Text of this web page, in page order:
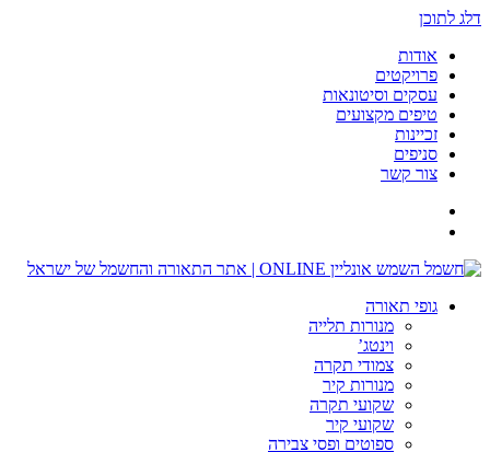
דלג לתוכן
אודות
פרויקטים
עסקים וסיטונאות
טיפים מקצועים
זכיינות
סניפים
צור קשר
גופי תאורה
מנורות תלייה
וינטג’
צמודי תקרה
מנורות קיר
שקועי תקרה
שקועי קיר
ספוטים ופסי צבירה